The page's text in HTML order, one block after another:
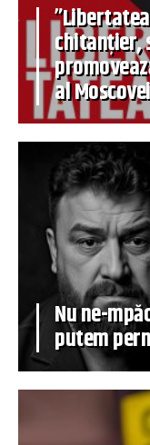
chitanțier,
al Moscovei
Nu ne-
putem